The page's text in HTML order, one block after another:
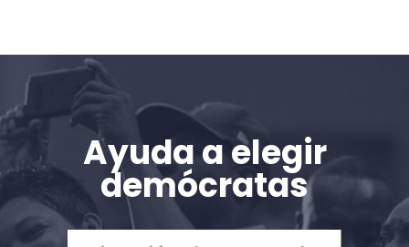
Ayuda a elegir
demócratas